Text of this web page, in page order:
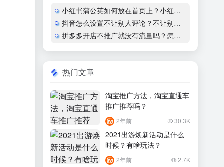
小红书蒲公英如何放在首页上？小红书怎么开通蒲公英合作
抖音怎么设置不让别人评论？不让别人看作品会显示什么？
拼多多开店不推广就没有流量吗？怎么运营？
热门文章
淘宝推广方法，淘宝直通车
推广推荐吗？
2年前 30.3K
2021出游焕新活动是什么
时候？有啥玩法？
2年前 2.7K